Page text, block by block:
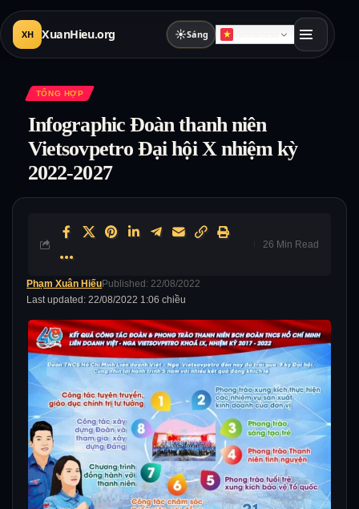
XH XuanHieu.org ☀Sáng
TỔNG HỢP
Infographic Đoàn thanh niên
Vietsovpetro Đại hội X nhiệm kỳ
2022-2027
Last updated: 22/08/2022 1:06 chiều
Phạm Xuân HiếuPublished: 22/08/2022
26 Min Read